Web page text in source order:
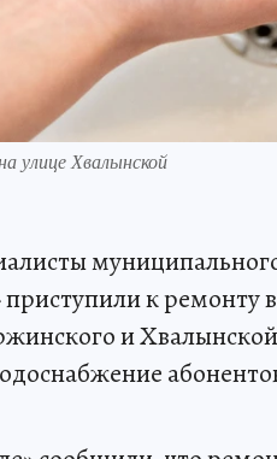
улице Хвалынской
к ремонту
и